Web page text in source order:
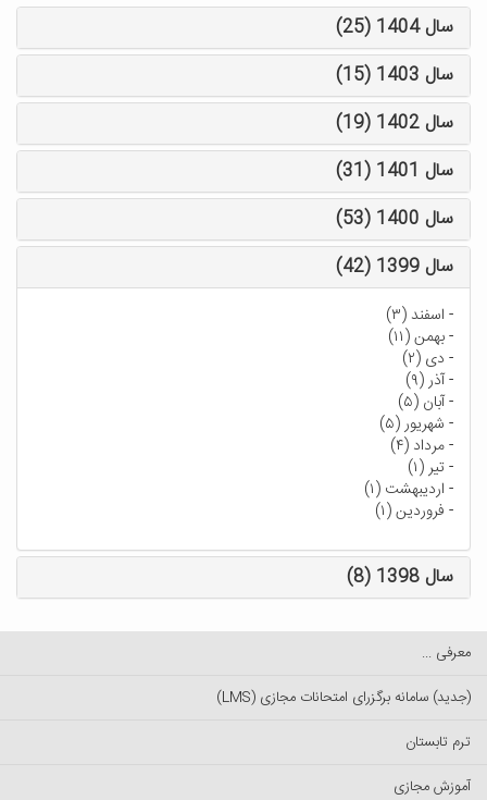
سال 1404 (25)
سال 1403 (15)
سال 1402 (19)
سال 1401 (31)
سال 1400 (53)
سال 1399 (42)
- اسفند (۳)
-بهمن (۱۱)
- دی (۲)
-آذر (۹)
-آبان (۵)
- شهریور (۵)
-مرداد (۴)
-تیر (۱)
- اردیبهشت (۱)
- فروردین (۱)
سال 1398 (8)
معرفی ...
(جدید) سامانه برگزرای امتحانات مجازی (LMS)
ترم تابستان
آموزش مجازی